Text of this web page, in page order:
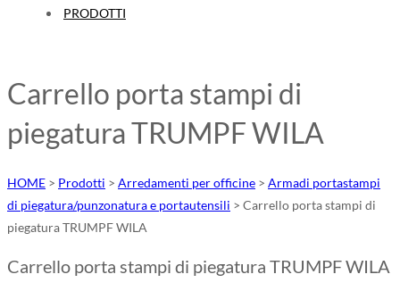
PRODOTTI
Carrello porta stampi di
piegatura TRUMPF WILA
HOME > Prodotti > Arredamenti per officine > Armadi portastampi
di piegatura/punzonatura e portautensili > Carrello porta stampi di
piegatura TRUMPF WILA
Carrello porta stampi di piegatura TRUMPF WILA